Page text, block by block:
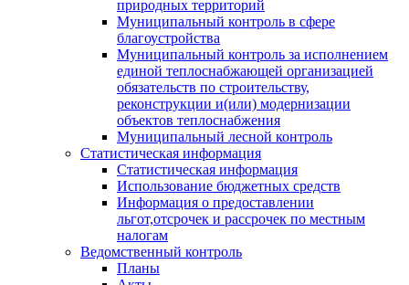
природных территорий
Муниципальный контроль в сфере
благоустройства
Муниципальный контроль за исполнением
единой теплоснабжающей организацией
обязательств по строительству,
реконструкции и(или) модернизации
объектов теплоснабжения
Муниципальный лесной контроль
Статистическая информация
Статистическая информация
Использование бюджетных средств
Информация о предоставлении
льгот,отсрочек и рассрочек по местным
налогам
Ведомственный контроль
Планы